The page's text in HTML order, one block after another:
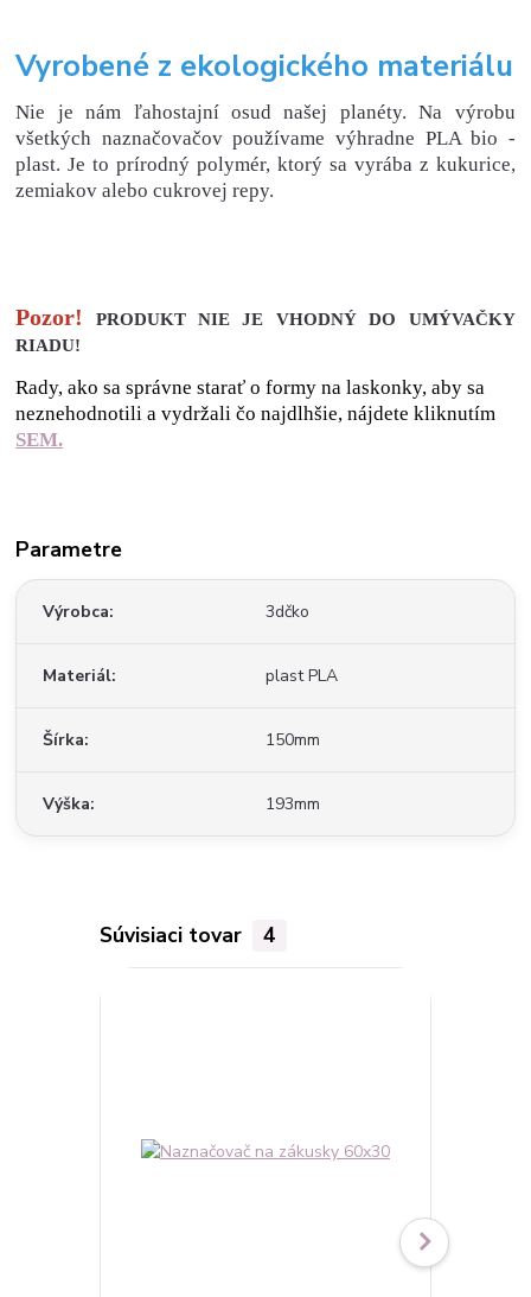
Vyrobené z ekologického materiálu
Nie je nám ľahostajní osud našej planéty. Na výrobu
všetkých naznačovačov používame výhradne PLA bio -
plast. Je to prírodný polymér, ktorý sa vyrába z kukurice,
zemiakov alebo cukrovej repy.
Pozor!
PRODUKT NIE JE VHODNÝ DO UMÝVAČKY
RIADU!
Rady, ako sa správne starať o formy na laskonky, aby sa
neznehodnotili a vydržali čo najdlhšie, nájdete kliknutím
SEM.
Parametre
Výrobca 3dčko
Materiál plast PLA
Šírka 150mm
Výška 193mm
Súvisiaci tovar 4